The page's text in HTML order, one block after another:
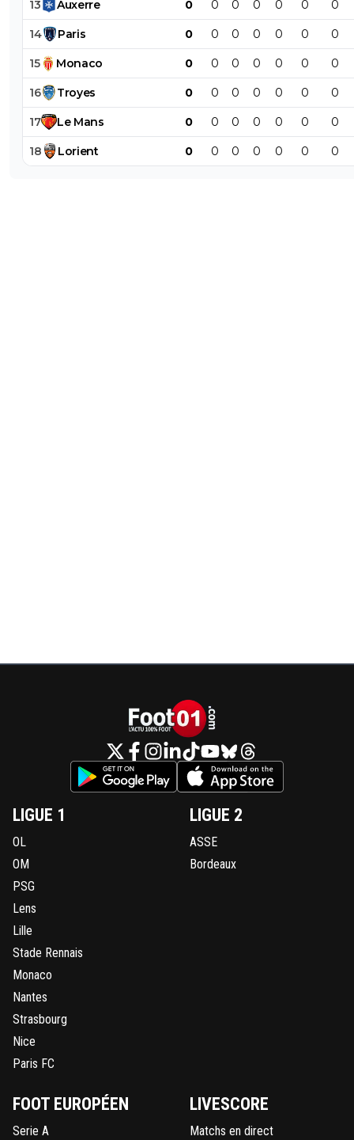
13 Auxerre 0 0 0 0 0 0 0
14 Paris 0 0 0 0 0 0 0
15 Monaco 0 0 0 0 0 0 0
16 Troyes 0 0 0 0 0 0 0
17 Le Mans 0 0 0 0 0 0 0
18 Lorient 0 0 0 0 0 0 0
LIGUE 1
OL
OM
PSG
Lens
Lille
Stade Rennais
Monaco
Nantes
Strasbourg
Nice
Paris FC
LIGUE 2
ASSE
Bordeaux
FOOT EUROPÉEN
Serie A
LIVESCORE
Matchs en direct